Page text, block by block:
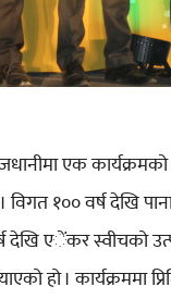
एक
१०० वर्ष देखि
देखि एेंकर स्वीचको
हो । कार्यक्रममा